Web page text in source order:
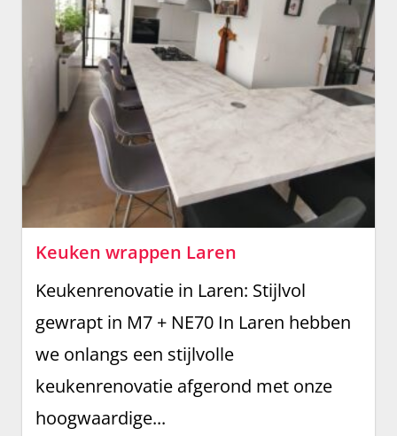
Keuken wrappen Laren
Keukenrenovatie in Laren: Stijlvol
gewrapt in M7 + NE70 In Laren hebben
we onlangs een stijlvolle
keukenrenovatie afgerond met onze
hoogwaardige...